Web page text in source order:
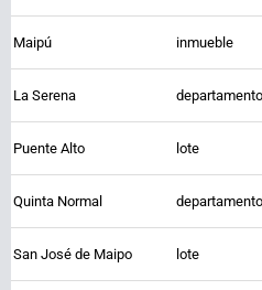
Maipú inmueble
La Serena departamento
Puente Alto lote
Quinta Normal departamento
San José de Maipo lote